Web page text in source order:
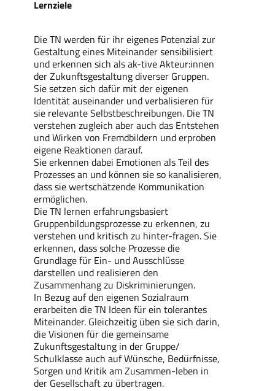
Lernziele
Die TN werden für ihr eigenes Potenzial zur
Gestaltung eines Miteinander sensibilisiert
und erkennen sich als ak-tive Akteur:innen
der Zukunftsgestaltung diverser Gruppen.
Sie setzen sich dafür mit der eigenen
Identität auseinander und verbalisieren für
sie relevante Selbstbeschreibungen. Die TN
verstehen zugleich aber auch das Entstehen
und Wirken von Fremdbildern und erproben
eigene Reaktionen darauf.
Sie erkennen dabei Emotionen als Teil des
Prozesses an und können sie so kanalisieren,
dass sie wertschätzende Kommunikation
ermöglichen.
Die TN lernen erfahrungsbasiert
Gruppenbildungsprozesse zu erkennen, zu
verstehen und kritisch zu hinter-fragen. Sie
erkennen, dass solche Prozesse die
Grundlage für Ein- und Ausschlüsse
darstellen und realisieren den
Zusammenhang zu Diskriminierungen.
In Bezug auf den eigenen Sozialraum
erarbeiten die TN Ideen für ein tolerantes
Miteinander. Gleichzeitig üben sie sich darin,
die Visionen für die gemeinsame
Zukunftsgestaltung in der Gruppe/
Schulklasse auch auf Wünsche, Bedürfnisse,
Sorgen und Kritik am Zusammen-leben in
der Gesellschaft zu übertragen.